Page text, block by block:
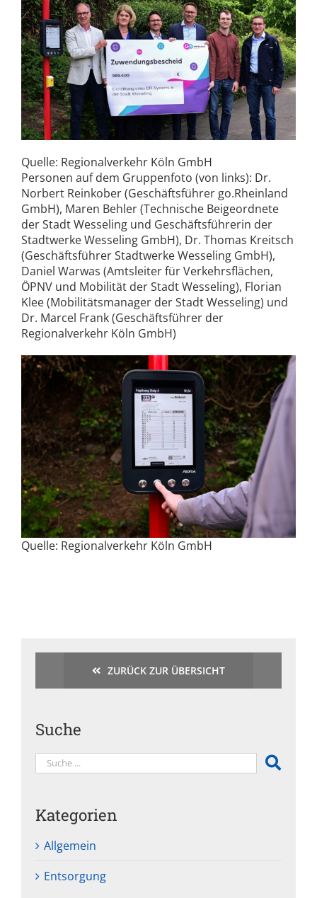
Quelle: Regionalverkehr Köln GmbH
Personen auf dem Gruppenfoto (von links): Dr.
Norbert Reinkober (Geschäftsführer go.Rheinland
GmbH), Maren Behler (Technische Beigeordnete
der Stadt Wesseling und Geschäftsführerin der
Stadtwerke Wesseling GmbH), Dr. Thomas Kreitsch
(Geschäftsführer Stadtwerke Wesseling GmbH),
Daniel Warwas (Amtsleiter für Verkehrsflächen,
ÖPNV und Mobilität der Stadt Wesseling), Florian
Klee (Mobilitätsmanager der Stadt Wesseling) und
Dr. Marcel Frank (Geschäftsführer der
Regionalverkehr Köln GmbH)
Quelle: Regionalverkehr Köln GmbH
ZURÜCK ZUR ÜBERSICHT
Suche
Kategorien
Allgemein
Entsorgung